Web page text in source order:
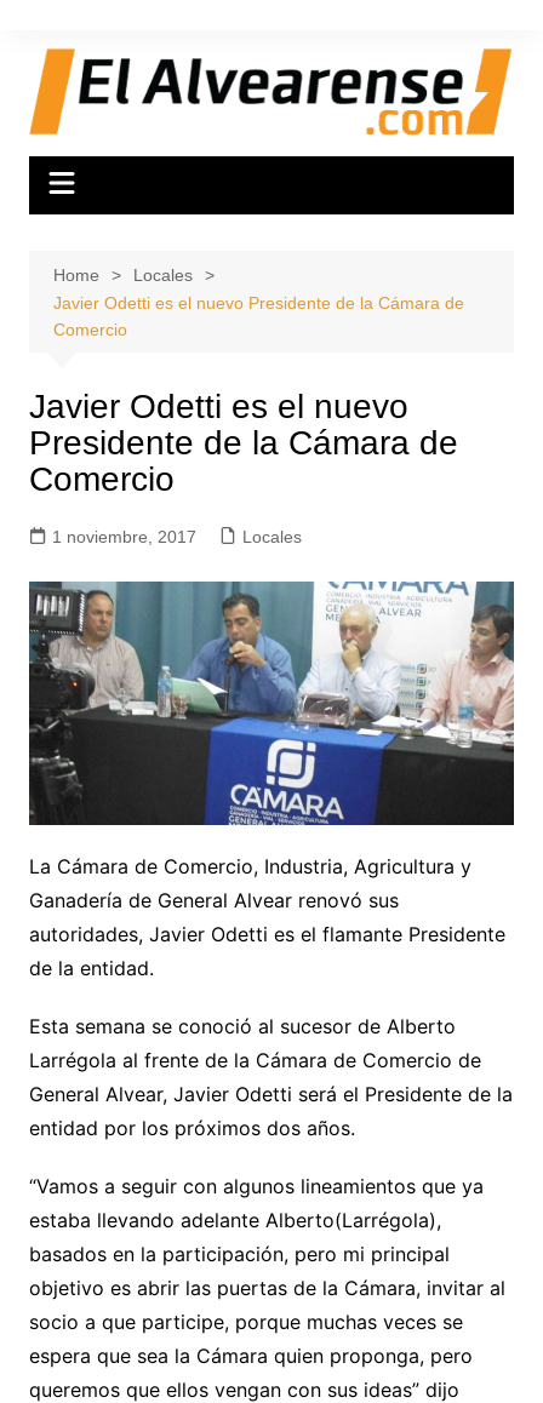
content
Home
Locales
Javier Odetti es el nuevo Presidente de la Cámara de
Comercio
Javier Odetti es el nuevo
Presidente de la Cámara de
Comercio
1 noviembre, 2017 Locales
La Cámara de Comercio, Industria, Agricultura y
Ganadería de General Alvear renovó sus
autoridades, Javier Odetti es el flamante Presidente
de la entidad.
Esta semana se conoció al sucesor de Alberto
Larrégola al frente de la Cámara de Comercio de
General Alvear, Javier Odetti será el Presidente de la
entidad por los próximos dos años.
“Vamos a seguir con algunos lineamientos que ya
estaba llevando adelante Alberto(Larrégola),
basados en la participación, pero mi principal
objetivo es abrir las puertas de la Cámara, invitar al
socio a que participe, porque muchas veces se
espera que sea la Cámara quien proponga, pero
queremos que ellos vengan con sus ideas” dijo